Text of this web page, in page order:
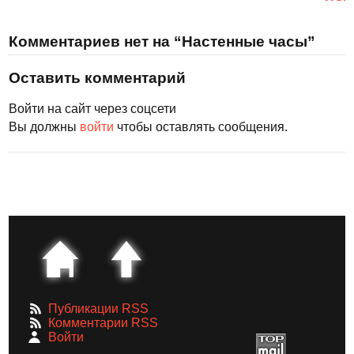
Комментариев нет на “Настенные часы”
Оставить комментарий
Войти на сайт через соцсети
Вы должны войти чтобы оставлять сообщения.
Публикации RSS
Комментарии RSS
Войти